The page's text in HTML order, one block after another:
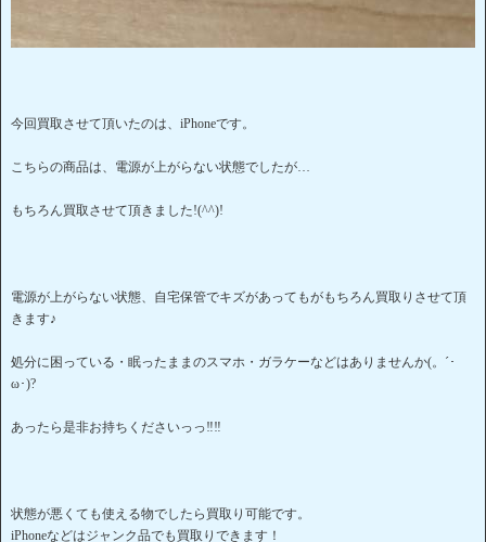
今回買取させて頂いたのは、iPhoneです。
こちらの商品は、電源が上がらない状態でしたが…
もちろん買取させて頂きました!(^^)!
電源が上がらない状態、自宅保管でキズがあってもがもちろん買取りさせて頂
きます♪
処分に困っている・眠ったままのスマホ・ガラケーなどはありませんか(。´･
ω･)?
あったら是非お持ちくださいっっ‼‼
状態が悪くても使える物でしたら買取り可能です。
iPhoneなどはジャンク品でも買取りできます！